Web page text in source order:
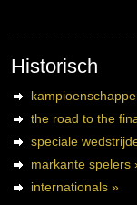
Historisch
the road to the
speciale
markante spelers
internationals »